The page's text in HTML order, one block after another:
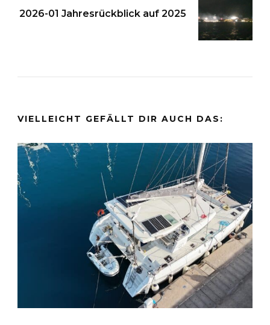
2026-01 Jahresrückblick auf 2025
VIELLEICHT GEFÄLLT DIR AUCH DAS: